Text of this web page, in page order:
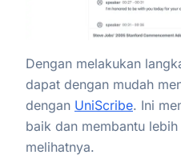
Dengan melakukan
dapat dengan mudah
dengan UniScribe. Ini
baik dan membantu
melihatnya.